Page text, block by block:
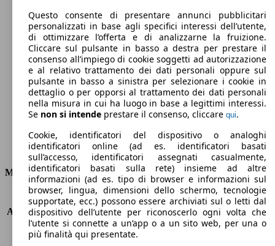
134 g/km
Emissioni di CO2 (combinato)*
Consumi
Motore e Prestazioni
KW (PS)
110 kW (150 PS)
Accelerazione (0-100 km/h)
8.9s
Velocità massima (km/h)
196 km/h
Numero di marce
6
Questo consente di presentare annunci pubblicitari
personalizzati in base agli specifici interessi dell’utente,
di ottimizzare l’offerta e di analizzarne la fruizione.
Cliccare sul pulsante in basso a destra per prestare il
consenso all’impiego di cookie soggetti ad autorizzazione
e al relativo trattamento dei dati personali oppure sul
pulsante in basso a sinistra per selezionare i cookie in
dettaglio o per opporsi al trattamento dei dati personali
nella misura in cui ha luogo in base a legittimi interessi.
Se non si intende prestare il consenso, cliccare qui.
Cookie, identificatori del dispositivo o analoghi
identificatori online (ad es. identificatori basati
sull’accesso, identificatori assegnati casualmente,
identificatori basati sulla rete) insieme ad altre
informazioni (ad es. tipo di browser e informazioni sul
browser, lingua, dimensioni dello schermo, tecnologie
supportate, ecc.) possono essere archiviati sul o letti dal
dispositivo dell’utente per riconoscerlo ogni volta che
l’utente si connette a un’app o a un sito web, per una o
più finalità qui presentate.